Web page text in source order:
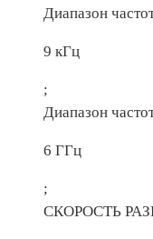
Диапазон
9 кГц
;
Диапазон
6 ГГц
;
СКОРОСТЬ